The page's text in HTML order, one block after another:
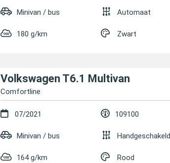
Minivan / bus Automaat
180 g/km Zwart
Volkswagen T6.1 Multivan
Comfortline
07/2021 109100
Minivan / bus Handgeschakeld
164 g/km Rood